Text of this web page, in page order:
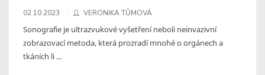
02.10.2023 VERONIKA TŮMOVÁ
Sonografie je ultrazvukové vyšetření neboli neinvazivní
zobrazovací metoda, která prozradí mnohé o orgánech a
tkáních li ...